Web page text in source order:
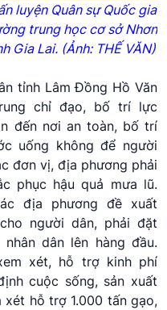
luyện Quân sự Quốc gia
trung học cơ sở Nhơn
Gia Lai. (Ảnh: THẾ VĂN)
tỉnh Lâm Đồng Hồ Văn
chỉ đạo, bố trí lực
đến nơi an toàn, bố trí
uống không để người
đơn vị, địa phương phải
phục hậu quả mưa lũ.
địa phương đề xuất
người dân, phải đặt
dân lên hàng đầu.
xét, hỗ trợ kinh phí
cuộc sống, sản xuất
hỗ trợ 1.000 tấn gạo,